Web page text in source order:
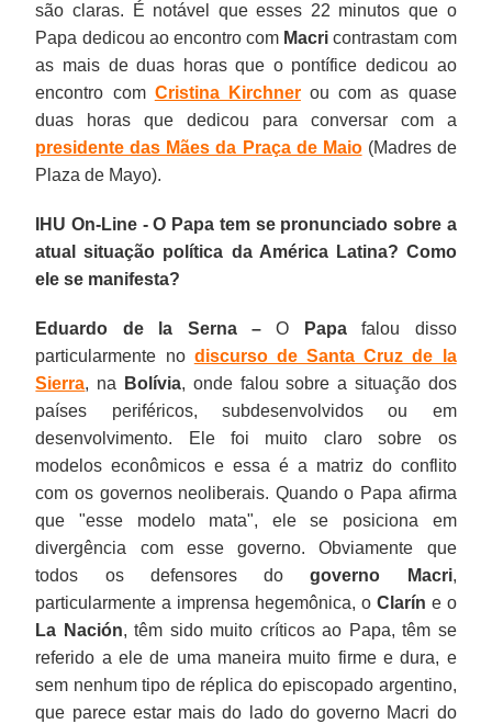
são claras. É notável que esses 22 minutos que o
Papa dedicou ao encontro com Macri contrastam com
as mais de duas horas que o pontífice dedicou ao
encontro com Cristina Kirchnerou com as quase
duas horas que dedicou para conversar com a
presidente das Mães da Praça de Maio(Madres de
Plaza de Mayo).
IHU On-Line - O Papa tem se pronunciado sobre a
atual situação política da América Latina? Como
ele se manifesta?
Eduardo de la Serna – O Papafalou disso
particularmente no discurso de Santa Cruz de la
Sierra, na Bolívia, onde falou sobre a situação dos
países periféricos, subdesenvolvidos ou em
desenvolvimento. Ele foi muito claro sobre os
modelos econômicos e essa é a matriz do conflito
com os governos neoliberais. Quando o Papa afirma
que "esse modelo mata", ele se posiciona em
divergência com esse governo. Obviamente que
todos os defensores dogoverno Macri,
particularmente a imprensa hegemônica, o Clarín e o
La Nación, têm sido muito críticos ao Papa, têm se
referido a ele de uma maneira muito firme e dura, e
sem nenhum tipo de réplica do episcopado argentino,
que parece estar mais do lado do governo Macri do